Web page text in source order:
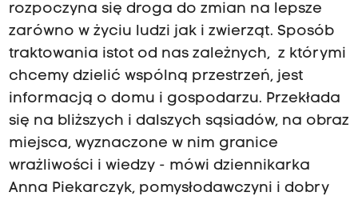
rozpoczyna się droga do zmian na lepsze
zarówno w życiu ludzi jak i zwierząt. Sposób
traktowania istot od nas zależnych, z którymi
chcemy dzielić wspólną przestrzeń, jest
informacją o domu i gospodarzu. Przekłada
się na bliższych i dalszych sąsiadów, na obraz
miejsca, wyznaczone w nim granice
wrażliwości i wiedzy - mówi dziennikarka
Anna Piekarczyk, pomysłodawczyni i dobry